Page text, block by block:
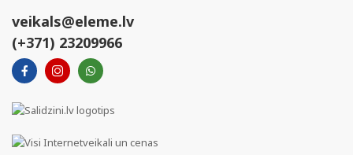
veikals@eleme.lv
(+371) 23209966